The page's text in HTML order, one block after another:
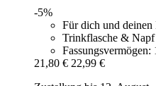
-5%
Für dich und deinen
Trinkflasche & Napf
Fassungsvermögen:
21,80 € 22,99 €